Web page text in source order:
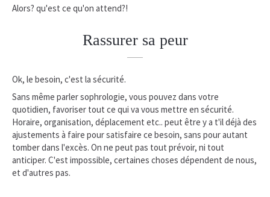
Alors? qu'est ce qu'on attend?!
Rassurer sa peur
Ok, le besoin, c'est la sécurité.
Sans même parler sophrologie, vous pouvez dans votre
quotidien, favoriser tout ce qui va vous mettre en sécurité.
Horaire, organisation, déplacement etc.. peut être y a t'il déjà des
ajustements à faire pour satisfaire ce besoin, sans pour autant
tomber dans l'excès. On ne peut pas tout prévoir, ni tout
anticiper. C'est impossible, certaines choses dépendent de nous,
et d'autres pas.